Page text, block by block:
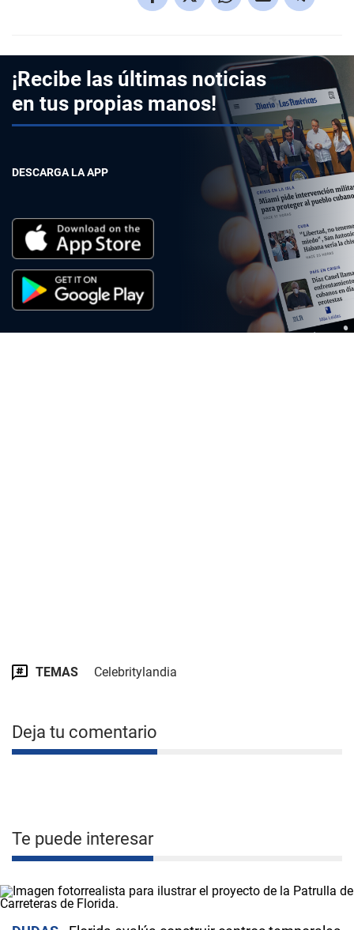
¡Recibe las últimas noticias
en tus propias manos!
DESCARGA LA APP
TEMAS Celebritylandia
Deja tu comentario
Te puede interesar